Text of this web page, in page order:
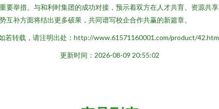
要举措。与和利时集团的成功对接，预示着双方在人才共育、资源共
互补方面将结出更多硕果，共同谱写校企合作共赢的新篇章。
若转载，请注明出处：http://www.61571160001.com/product/
更新时间：2026-08-09 20:55:02